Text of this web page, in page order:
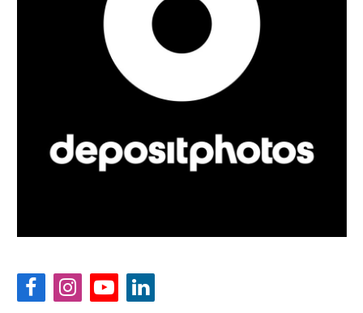
FacebookInstagramYouTubeLinkedIn